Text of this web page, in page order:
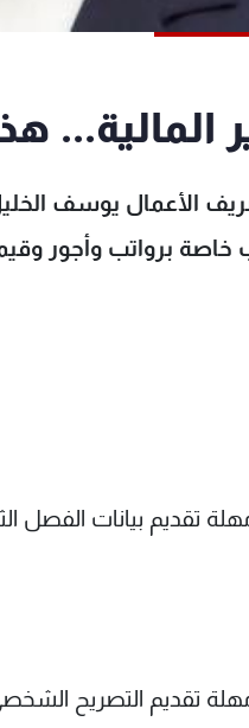
المالية...
الأعمال يوسف
خاصة برواتب وأجور
15/09/2023 ضمناً، مهلة تقديم